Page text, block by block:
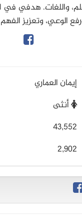
واللغات. هدفي في
الوعي، وتعزيز
إيمان العماري
أنثى
43,552
2,902